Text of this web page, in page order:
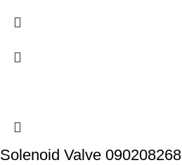
Solenoid Valve